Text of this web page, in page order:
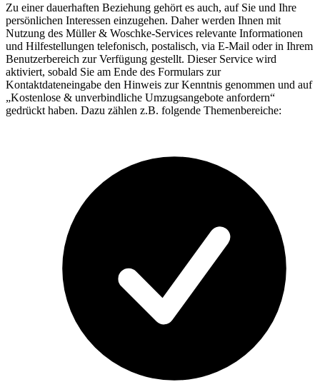
Zu einer dauerhaften Beziehung gehört es auch, auf Sie und Ihre
persönlichen Interessen einzugehen. Daher werden Ihnen mit
Nutzung des Müller & Woschke-Services relevante Informationen
und Hilfestellungen telefonisch, postalisch, via E-Mail oder in Ihrem
Benutzerbereich zur Verfügung gestellt. Dieser Service wird
aktiviert, sobald Sie am Ende des Formulars zur
Kontaktdateneingabe den Hinweis zur Kenntnis genommen und auf
„Kostenlose & unverbindliche Umzugsangebote anfordern“
gedrückt haben. Dazu zählen z.B. folgende Themenbereiche: